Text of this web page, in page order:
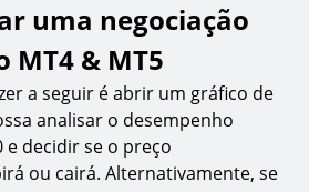
uma negociação
MT4 & MT5
a seguir é abrir um gráfico de
analisar o desempenho
e decidir se o preço
ou cairá. Alternativamente, se